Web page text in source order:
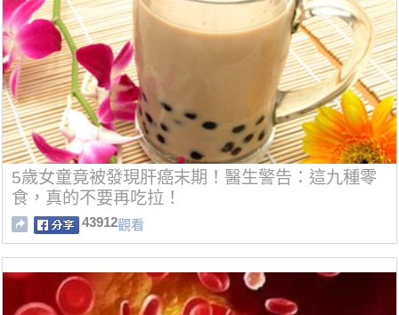
5歲女童竟被發現肝癌末期！醫生警告：這九種零
食，真的不要再吃拉！
43912觀看